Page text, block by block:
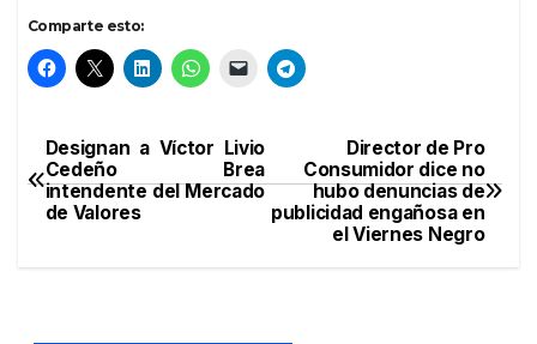
Comparte esto:
Navegación
de
Director de Pro
Consumidor dice no
hubo denuncias de
publicidad engañosa en
el Viernes Negro
Designan a Víctor Livio
Cedeño Brea
intendente del Mercado
de Valores